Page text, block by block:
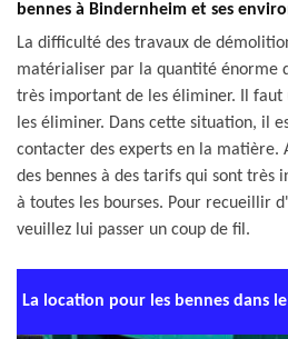
bennes à Bindernheim et ses
La difficulté des travaux de
matérialiser par la quantité énorme
très important de les éliminer. Il faut
les éliminer. Dans cette situation, il
contacter des experts en la matière.
des bennes à des tarifs qui sont très
à toutes les bourses. Pour recueillir
veuillez lui passer un coup de fil.
La location pour les bennes dans